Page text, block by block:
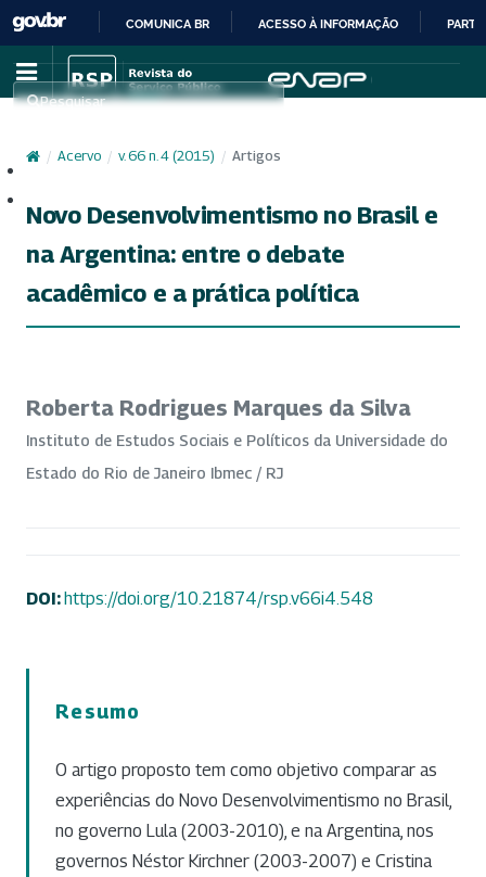
IR
PARA
CONTEÚDO
COMUNICA BR ACESSO À INFORMAÇÃO
Pesquisar
/ Acervo / v. 66 n. 4 (2015) / Artigos
Novo Desenvolvimentismo no Brasil e
na Argentina: entre o debate
acadêmico e a prática política
Roberta Rodrigues Marques da Silva
Instituto de Estudos Sociais e Políticos da Universidade do
Estado do Rio de Janeiro Ibmec / RJ
DOI:https://doi.org/10.21874/rsp.v66i4.548
Resumo
O artigo proposto tem como objetivo comparar as
experiências do Novo Desenvolvimentismo no Brasil,
no governo Lula (2003-2010), e na Argentina, nos
governos Néstor Kirchner (2003-2007) e Cristina